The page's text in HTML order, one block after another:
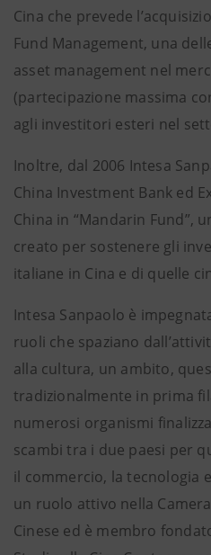
Cina che prevede
Fund Management, una
asset management nel
(partecipazione massima
agli investitori esteri nel
Inoltre, dal 2006 Intesa
China Investment Bank ed
China in “Mandarin Fund”,
creato per sostenere gli
italiane in Cina e di quelle
Intesa Sanpaolo è
ruoli che spaziano
alla cultura, un ambito,
tradizionalmente in prima
numerosi organismi
scambi tra i due paesi per
il commercio, la tecnologia
un ruolo attivo nella
Cinese ed è membro